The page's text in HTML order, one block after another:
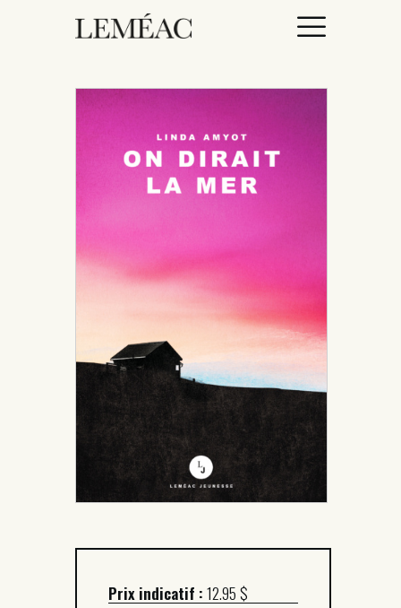
ACCUEIL
CATALOGUE
AUTEURICES
DROITS / RIGHTS
À PROPOS
Prix indicatif :12.95 $